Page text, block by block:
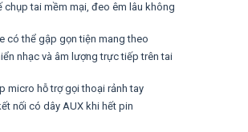
chụp tai mềm mại, đeo êm lâu không
có thể gập gọn tiện mang theo
nhạc và âm lượng trực tiếp trên tai
micro hỗ trợ gọi thoại rảnh tay
nối có dây AUX khi hết pin